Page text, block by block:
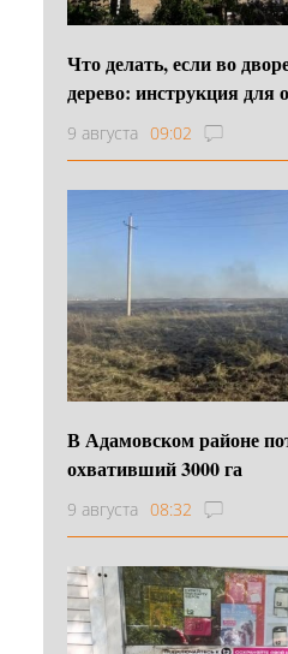
Что делать, если во
дерево: инструкция для
9 августа 09:02
В Адамовском районе
охвативший 3000 га
9 августа 08:32